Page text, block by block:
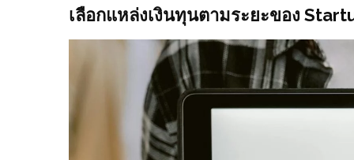
เลือกแหล่งเงินทุนตามระยะของ